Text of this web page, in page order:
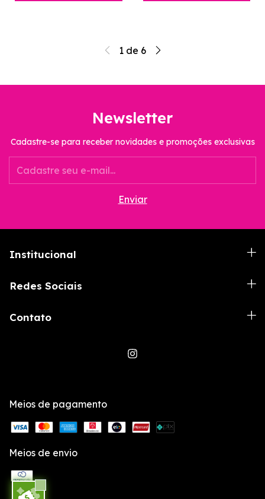
1 de 6
Newsletter
Cadastre-se para receber novidades e promoções exclusivas
Institucional
Redes Sociais
Contato
Meios de pagamento
Meios de envio